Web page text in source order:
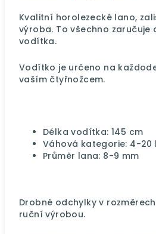
Kvalitní horolezecké lano,
výroba. To všechno zaručuje
vodítka.
Vodítko je určeno na
vaším čtyřnožcem.
Délka vodítka: 145 cm
Váhová kategorie: 4-20
Průměr lana: 8-9 mm
Drobné odchylky v
ruční výrobou.